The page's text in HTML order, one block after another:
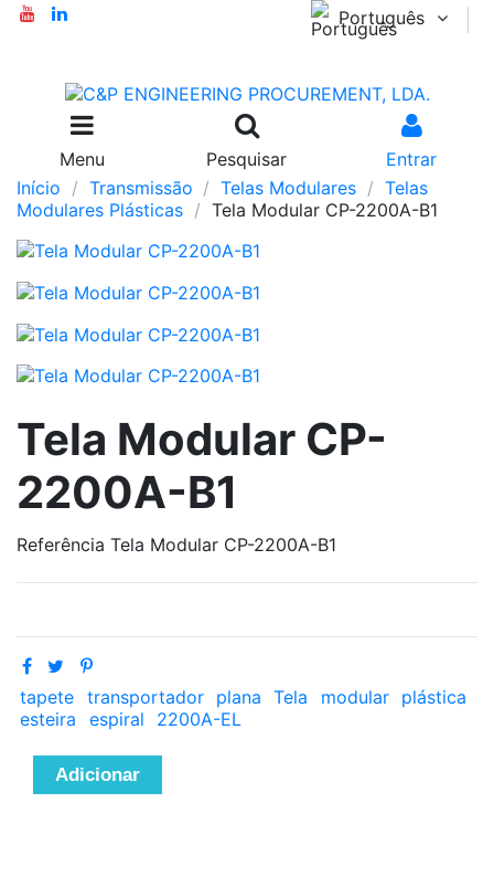
Português
Menu Pesquisar
Entrar
Início
Transmissão Telas Modulares
Telas
Modulares Plásticas
Tela Modular CP-2200A-B1
Tela Modular CP-
2200A-B1
Referência Tela Modular CP-2200A-B1
tapete transportador plana Tela modular
plástica
esteira
espiral 2200A-EL
Adicionar